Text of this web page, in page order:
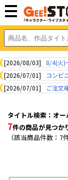
[2026/08/03]
8/4(火)
[2026/07/01]
コンビ
[2026/07/01]
ご注文
タイトル検索：オ
7件の商品が見つか
（該当商品件数：7